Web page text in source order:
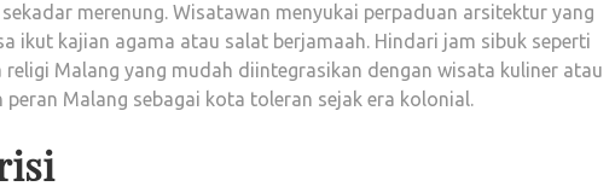
merenung. Wisatawan menyukai perpaduan arsitektur yang
ikut kajian agama atau salat berjamaah. Hindari jam sibuk seperti
Malang yang mudah diintegrasikan dengan wisata kuliner atau
peran Malang sebagai kota toleran sejak era kolonial.